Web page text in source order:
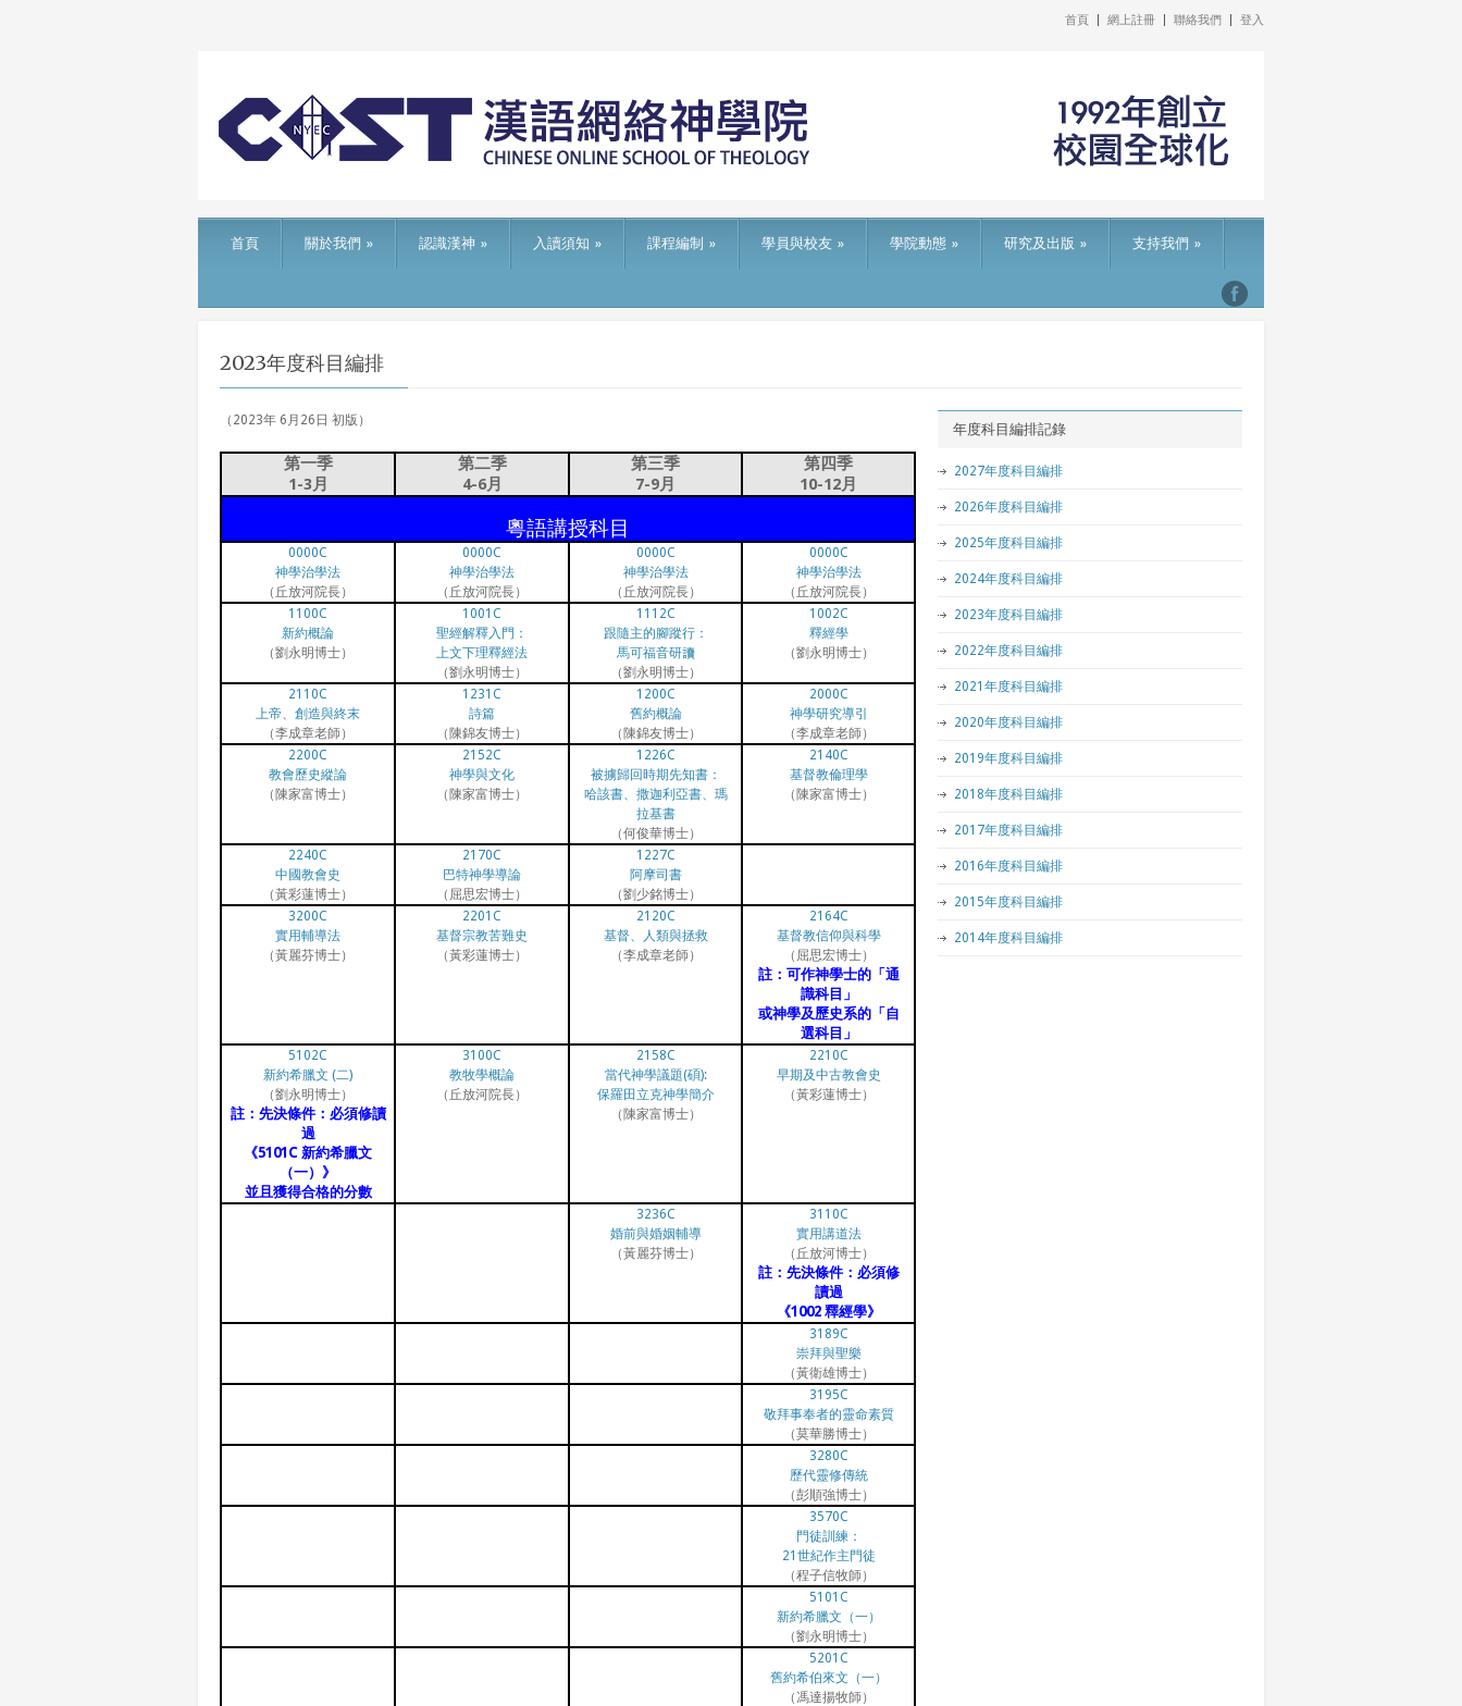
首頁 網上註冊 聯絡我們 登入
首頁 關於我們 » 認識漢神 » 入讀須知 » 課程編制 » 學員與校友 » 學院動態 » 研究及出版 » 支持我們 »
2023年度科目編排
（2023年 6月26日 初版）
第一季
1-3月
第二季
4-6月
第三季
7-9月
第四季
10-12月
粵語講授科目
0000C
神學治學法
（丘放河院長）
0000C
神學治學法
（丘放河院長）
0000C
神學治學法
（丘放河院長）
0000C
神學治學法
（丘放河院長）
1100C
新約概論
（劉永明博士）
1001C
聖經解釋入門：
上文下理釋經法
（劉永明博士）
1112C
跟隨主的腳蹤行：
馬可福音研讀
（劉永明博士）
1002C
釋經學
（劉永明博士）
2110C
上帝、創造與終末
（李成章老師）
1231C
詩篇
（陳錦友博士）
1200C
舊約概論
（陳錦友博士）
2000C
神學研究導引
（李成章老師）
2200C
教會歷史縱論
（陳家富博士）
2152C
神學與文化
（陳家富博士）
1226C
被擄歸回時期先知書：
哈該書、撒迦利亞書、瑪
拉基書
（何俊華博士）
2140C
基督教倫理學
（陳家富博士）
2240C
中國教會史
（黃彩蓮博士）
2170C
巴特神學導論
（屈思宏博士）
1227C
阿摩司書
（劉少銘博士）
3200C
實用輔導法
（黃麗芬博士）
2201C
基督宗教苦難史
（黃彩蓮博士）
2120C
基督、人類與拯救
（李成章老師）
2164C
基督教信仰與科學
（屈思宏博士）
註：可作神學士的「通
識科目」
或神學及歷史系的「自
選科目」
5102C
新約希臘文 (二)
（劉永明博士）
註：先決條件：必須修讀
過
《5101C 新約希臘文
（一）》
並且獲得合格的分數
3100C
教牧學概論
（丘放河院長）
2158C
當代神學議題(碩):
保羅田立克神學簡介
（陳家富博士）
2210C
早期及中古教會史
（黃彩蓮博士）
3236C
婚前與婚姻輔導
（黃麗芬博士）
3110C
實用講道法
（丘放河博士）
註：先決條件：必須修
讀過
《1002 釋經學》
3189C
崇拜與聖樂
（黃衛雄博士）
3195C
敬拜事奉者的靈命素質
（莫華勝博士）
3280C
歷代靈修傳統
（彭順強博士）
3570C
門徒訓練：
21世紀作主門徒
（程子信牧師）
5101C
新約希臘文（一）
（劉永明博士）
5201C
舊約希伯來文（一）
（馮達揚牧師）
年度科目編排記錄
2027年度科目編排
2026年度科目編排
2025年度科目編排
2024年度科目編排
2023年度科目編排
2022年度科目編排
2021年度科目編排
2020年度科目編排
2019年度科目編排
2018年度科目編排
2017年度科目編排
2016年度科目編排
2015年度科目編排
2014年度科目編排